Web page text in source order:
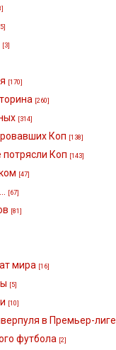
[3]
[170]
[260]
[314]
Коп [138]
потрясли Коп [143]
[47]
[67]
[81]
мира [16]
[5]
[10]
в Премьер-лиге
футбола [2]